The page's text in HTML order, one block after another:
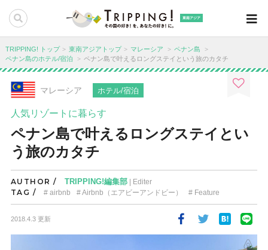
東南アジア
TRIPPING! トップ 東南アジアトップ マレーシア
ペナン島
ペナン島のホテル/宿泊
ペナン島で叶えるロングステイという旅のカタチ
マレーシア ホテル/宿泊
人気リゾートに暮らす
ペナン島で叶えるロングステイとい
う旅のカタチ
AUTHOR / TRIPPING!編集部| Editer
TAG / airbnb Airbnb（エアビーアンドビー） Feature
2018.4.3 更新